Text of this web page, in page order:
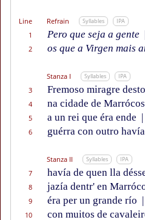
Line Refrain Syllables IPA
1 Pero que seja a gente
2 os que a Virgen mais
Stanza I Syllables IPA
3 Fremoso miragre desto
4 na cidade de
5 a un rei que éra ende |
6 guérra con outro
Stanza II Syllables IPA
7 havía de quen lla
8 jazía dentr' en
9 éra per un grande río |
10 con muitos de